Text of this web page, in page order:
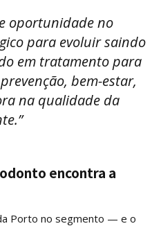
oportunidade no
para evoluir saindo
em tratamento para
bem-estar,
na qualidade da
encontra a
Porto no segmento — e o